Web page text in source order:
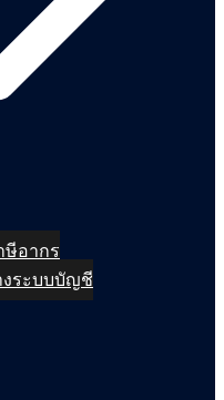
ษีอากร
งระบบบัญชี